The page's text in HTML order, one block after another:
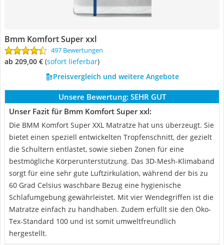
Bmm Komfort Super xxl
497 Bewertungen
ab 209,00 € ( Sofort lieferbar)
Preisvergleich und weitere Angebote
Unsere Bewertung: SEHR GUT
Unser Fazit für Bmm Komfort Super xxl:
Die BMM Komfort Super XXL Matratze hat uns überzeugt. Sie
bietet einen speziell entwickelten Tropfenschnitt, der gezielt
die Schultern entlastet, sowie sieben Zonen für eine
bestmögliche Körperunterstützung. Das 3D-Mesh-Klimaband
sorgt für eine sehr gute Luftzirkulation, während der bis zu
60 Grad Celsius waschbare Bezug eine hygienische
Schlafumgebung gewährleistet. Mit vier Wendegriffen ist die
Matratze einfach zu handhaben. Zudem erfüllt sie den Öko-
Tex-Standard 100 und ist somit umweltfreundlich
hergestellt.